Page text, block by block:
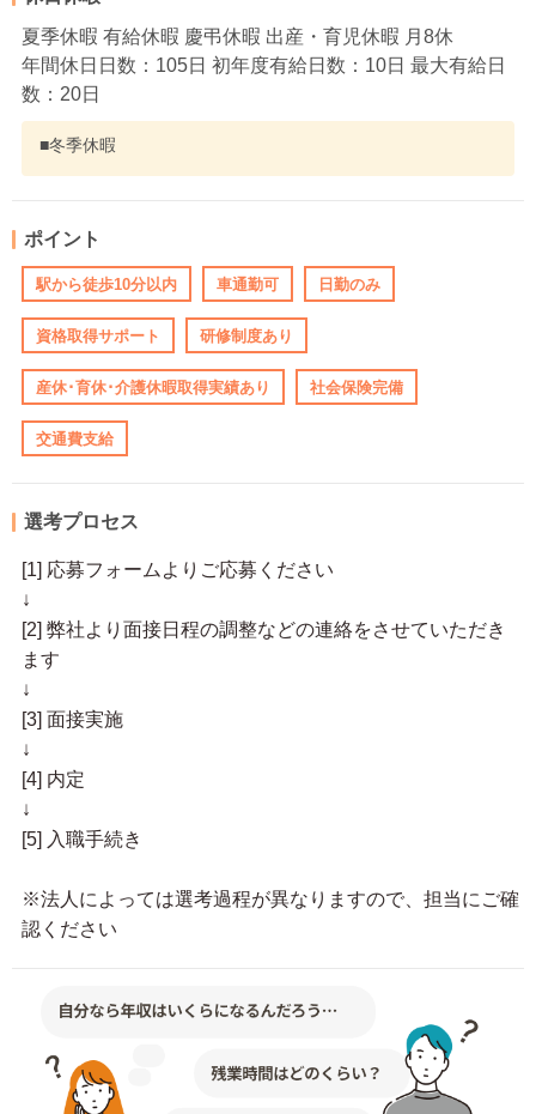
夏季休暇 有給休暇 慶弔休暇 出産・育児休暇 月8休
年間休日日数：105日 初年度有給日数：10日 最大有給日
数：20日
■冬季休暇
ポイント
駅から徒歩10分以内 車通勤可 日勤のみ
資格取得サポート 研修制度あり
産休･育休･介護休暇取得実績あり 社会保険完備
交通費支給
選考プロセス
[1] 応募フォームよりご応募ください
↓
[2] 弊社より面接日程の調整などの連絡をさせていただき
ます
↓
[3] 面接実施
↓
[4] 内定
↓
[5] 入職手続き
※法人によっては選考過程が異なりますので、担当にご確
認ください